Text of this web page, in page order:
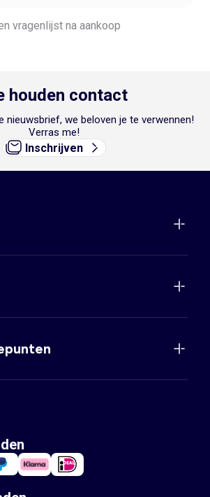
vragenlijst na aankoop
houden contact
nieuwsbrief, we beloven je te verwennen!
Verras me!
Inschrijven